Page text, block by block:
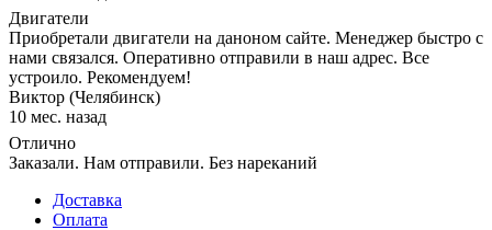
Двигатели
Приобретали двигатели на даноном сайте. Менеджер быстро с
нами связался. Оперативно отправили в наш адрес. Все
устроило. Рекомендуем!
Виктор (Челябинск)
10 мес. назад
Отлично
Заказали. Нам отправили. Без нареканий
Доставка
Оплата